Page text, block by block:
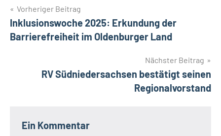
Beitragsnavigation
Vorheriger Beitrag
Inklusionswoche 2025: Erkundung der
Barrierefreiheit im Oldenburger Land
Nächster Beitrag
RV Südniedersachsen bestätigt seinen
Regionalvorstand
Ein Kommentar